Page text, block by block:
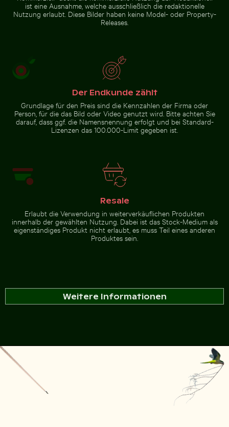
Kuscheln
am
Affenfelsen
Zur Stock-Kollektion
ist eine Ausnahme, welche ausschließlich die redaktionelle
Nutzung erlaubt. Diese Bilder haben keine Model- oder Property-
Releases.
Der Endkunde zählt
Grundlage für den Preis sind die Kennzahlen der Firma oder
Person, für die das Bild oder Video genutzt wird. Bitte achten Sie
darauf, dass ggf. die Namensnennung erfolgt und bei Standard-
Lizenzen das 100.000-Limit gegeben ist.
Resale
Erlaubt die Verwendung in weiterverkäuflichen Produkten
innerhalb der gewählten Nutzung. Dabei ist das Stock-Medium als
eigenständiges Produkt nicht erlaubt, es muss Teil eines anderen
Produktes sein.
Weitere Informationen